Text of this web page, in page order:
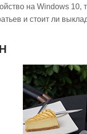
на Windows
и стоит ли